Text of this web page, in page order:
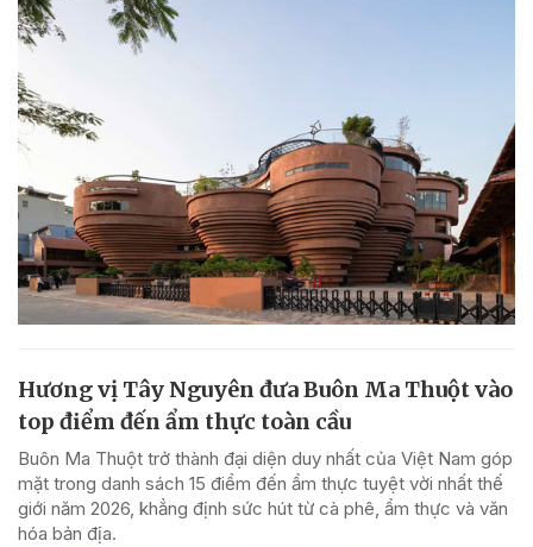
Hương vị Tây Nguyên đưa Buôn Ma Thuột vào
top điểm đến ẩm thực toàn cầu
Buôn Ma Thuột trở thành đại diện duy nhất của Việt Nam góp
mặt trong danh sách 15 điểm đến ẩm thực tuyệt vời nhất thế
giới năm 2026, khẳng định sức hút từ cà phê, ẩm thực và văn
hóa bản địa.